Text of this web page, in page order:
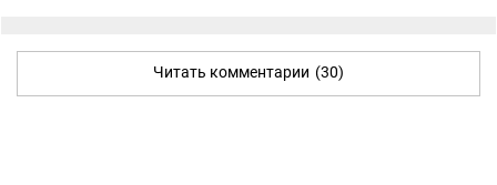
Читать комментарии (30)